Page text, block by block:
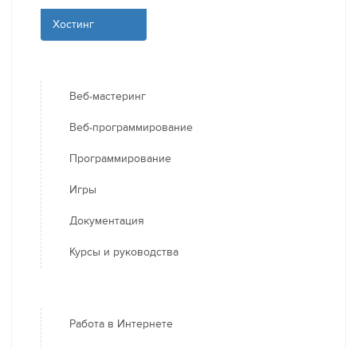
Хостинг
Веб-мастеринг
Веб-программирование
Программирование
Игры
Документация
Курсы и руководства
Работа в Интернете